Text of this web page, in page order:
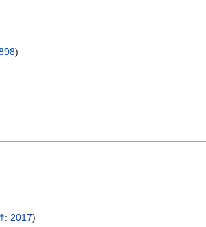
)
†: 2017)